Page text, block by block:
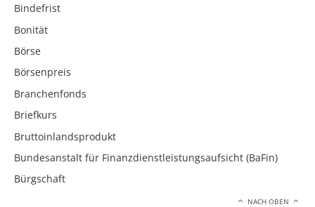
Bindefrist
Bonität
Börse
Börsenpreis
Branchenfonds
Briefkurs
Bruttoinlandsprodukt
Bundesanstalt für Finanzdienstleistungsaufsicht (BaFin)
Bürgschaft
NACH OBEN